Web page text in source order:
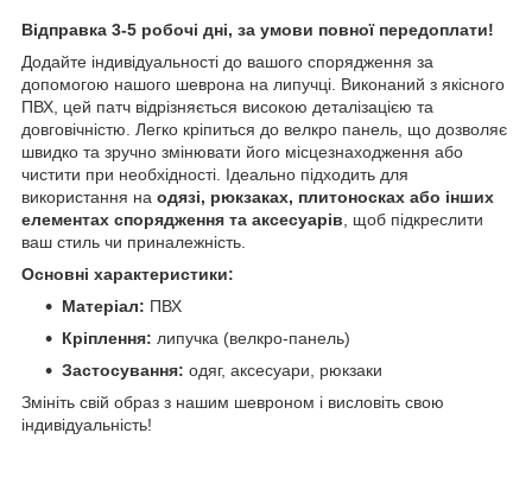
Відправка 3-5 робочі дні, за умови повної передоплати!
Додайте індивідуальності до вашого спорядження за
допомогою нашого шеврона на липучці. Виконаний з якісного
ПВХ, цей патч відрізняється високою деталізацією та
довговічністю. Легко кріпиться до велкро панель, що дозволяє
швидко та зручно змінювати його місцезнаходження або
чистити при необхідності. Ідеально підходить для
використання на одязі, рюкзаках, плитоносках або інших
елементах спорядження та аксесуарів , щоб підкреслити
ваш стиль чи приналежність.
Основні характеристики:
Матеріал: ПВХ
Кріплення: липучка (велкро-панель)
Застосування: одяг, аксесуари, рюкзаки
Змініть свій образ з нашим шевроном і висловіть свою
індивідуальність!